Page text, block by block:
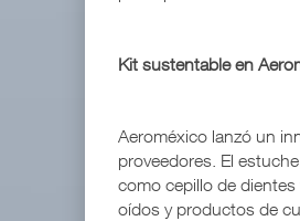
Kit sustentable en
Aeroméxico lanzó un
proveedores. El
como cepillo de
oídos y productos de